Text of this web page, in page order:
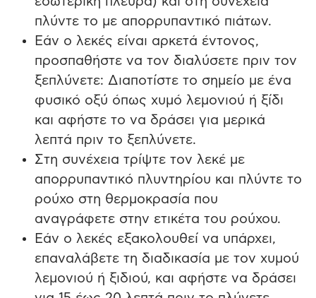
πλύντε το με απορρυπαντικό πιάτων.
Εάν ο λεκές είναι αρκετά έντονος,
προσπαθήστε να τον διαλύσετε πριν τον
ξεπλύνετε: Διαποτίστε το σημείο με ένα
φυσικό οξύ όπως χυμό λεμονιού ή ξίδι
και αφήστε το να δράσει για μερικά
λεπτά πριν το ξεπλύνετε.
Στη συνέχεια τρίψτε τον λεκέ με
απορρυπαντικό πλυντηρίου και πλύντε το
ρούχο στη θερμοκρασία που
αναγράφετε στην ετικέτα του ρούχου.
Εάν ο λεκές εξακολουθεί να υπάρχει,
επαναλάβετε τη διαδικασία με τον χυμού
λεμονιού ή ξιδιού, και αφήστε να δράσει